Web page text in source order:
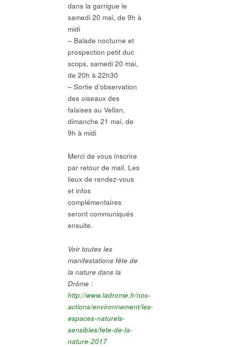
dans la garrigue le
samedi20 mai, de 9h à
midi
– Balade nocturne et
prospection petit duc
scops, samedi20 mai,
de 20h à 22h30
– Sortie d’observation
des oiseaux des
falaises au Vellan,
dimanche 21 mai, de
9h à midi
Merci de vous inscrire
par retour de mail. Les
lieux de rendez-vous
et infos
complémentaires
seront communiqués
ensuite.
Voir toutes les
manifestations fête de
la nature dans la
Drôme :
http://www.ladrome.fr/nos-
actions/environnement/les-
espaces-naturels-
sensibles/fete-de-la-
nature-2017